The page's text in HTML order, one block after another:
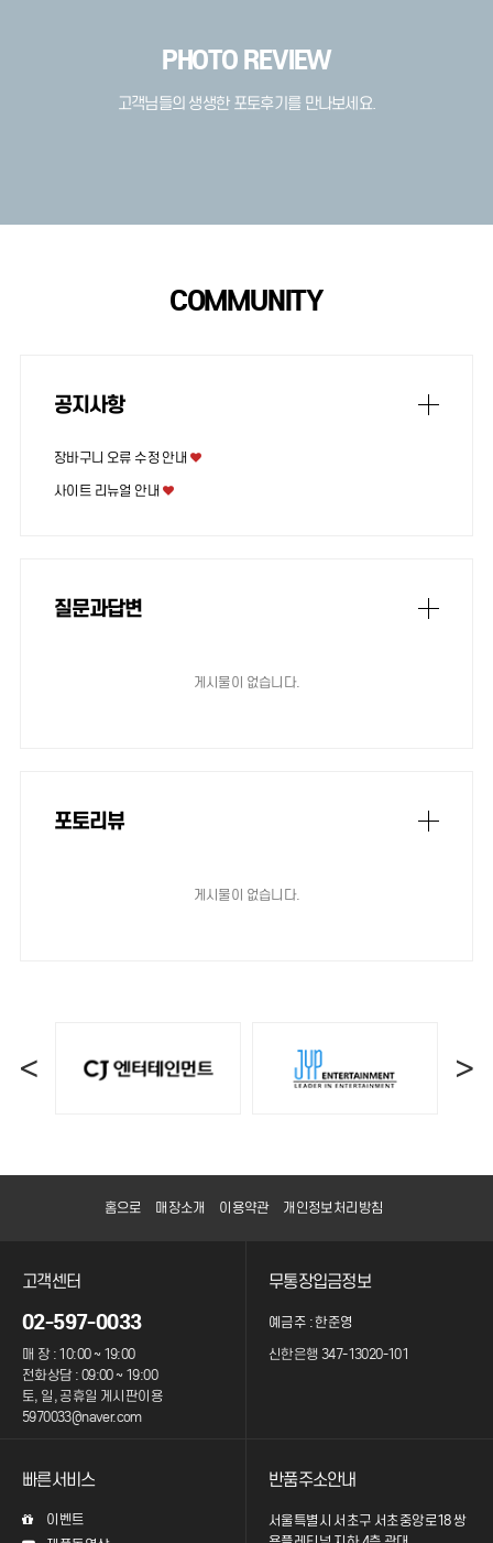
PHOTO REVIEW
고객님들의 생생한 포토후기를 만나보세요.
COMMUNITY
공지사항
장바구니 오류 수정 안내
사이트 리뉴얼 안내
질문과답변
게시물이 없습니다.
포토리뷰
게시물이 없습니다.
< >
홈으로 매장소개 이용약관 개인정보처리방침
고객센터
02-597-0033
매 장 : 10:00 ~ 19:00
전화상담 : 09:00 ~ 19:00
토, 일, 공휴일 게시판이용
5970033@naver.com
무통장입금정보
예금주 : 한준영
신한은행 347-13020-101
빠른서비스
이벤트
반품주소안내
서울특별시 서초구 서초중앙로18 쌍